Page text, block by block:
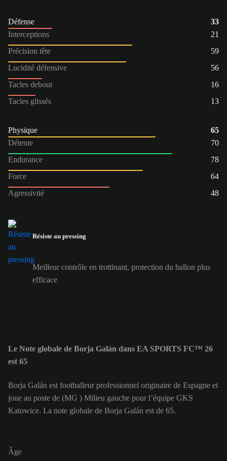
Défense
33
Interceptions
21
Précision tête
59
Lucidité défensive
56
Tacles debout
16
Tacles glissés
13
Physique
65
Détente
70
Endurance
78
Force
64
Agressivité
48
Résiste au pressing
Meilleur contrôle en trottinant, protection du ballon plus
efficace
Le Note globale de Borja Galán dans EA SPORTS FC™ 26
est 65
Borja Galán est footballeur professionnel originaire de Espagne et
joue au poste de (MG ) Milieu gauche pour l’équipe GKS
Katowice. La note globale de Borja Galán est de 65.
Âge